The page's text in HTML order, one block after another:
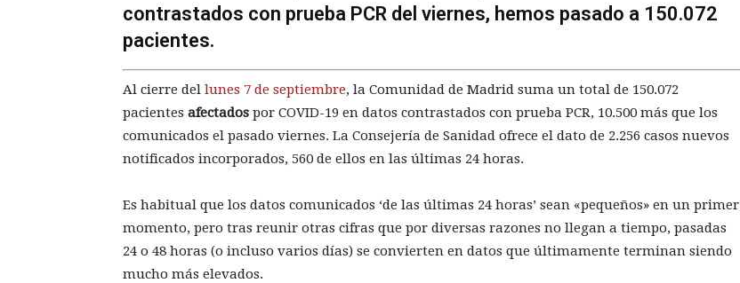
contrastados con prueba PCR del viernes, hemos pasado a 150.072
pacientes.
Al cierre del lunes 7 de septiembre, la Comunidad de Madrid suma un total de 150.072
pacientes afectados por COVID-19 en datos contrastados con prueba PCR, 10.500 más que los
comunicados el pasado viernes. La Consejería de Sanidad ofrece el dato de 2.256 casos nuevos
notificados incorporados, 560 de ellos en las últimas 24 horas.
Es habitual que los datos comunicados ‘de las últimas 24 horas’ sean «pequeños» en un primer
momento, pero tras reunir otras cifras que por diversas razones no llegan a tiempo, pasadas
24 o 48 horas (o incluso varios días) se convierten en datos que últimamente terminan siendo
mucho más elevados.